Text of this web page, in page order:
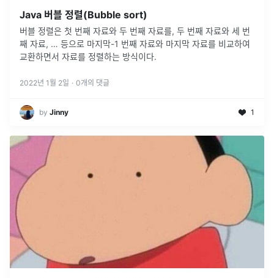
Java 버블 정렬(Bubble sort)
버블 정렬은 첫 번째 자료와 두 번째 자료를, 두 번째 자료와 세 번
째 자료, … 등으로 마지막-1 번째 자료와 마지막 자료를 비교하여
교환하면서 자료를 정렬하는 방식이다.
2022년 1월 2일 · 0개의 댓글
by Jinny 1